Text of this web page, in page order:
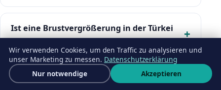
Ist eine Brustvergrößerung in der Türkei
sicher?
Welche langfristigen Risiken haben
Kostenloses Angebot
Wir verwenden Cookies, um den Traffic zu analysieren und
unser Marketing zu messen. Datenschutzerklärung
Nur notwendige
Akzeptieren